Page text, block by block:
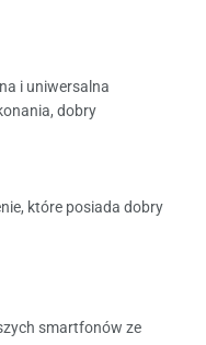
i uniwersalna
dobry
które posiada dobry
smartfonów ze